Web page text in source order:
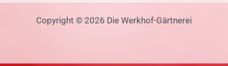
Copyright © 2026 Die Werkhof-Gärtnerei